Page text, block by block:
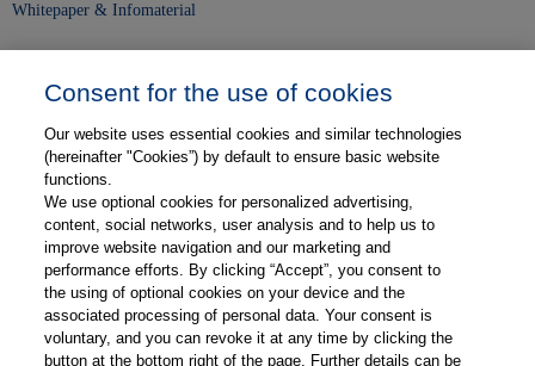
Whitepaper & Infomaterial
Karriere
Kontakt
Web-Semniare
Anwenderberichte
Partner
Consent for the use of cookies
Our website uses essential cookies and similar technologies
(hereinafter "Cookies”) by default to ensure basic website
functions.
We use optional cookies for personalized advertising,
content, social networks, user analysis and to help us to
improve website navigation and our marketing and
performance efforts. By clicking “Accept”, you consent to
the using of optional cookies on your device and the
associated processing of personal data. Your consent is
voluntary, and you can revoke it at any time by clicking the
button at the bottom right of the page. Further details can be